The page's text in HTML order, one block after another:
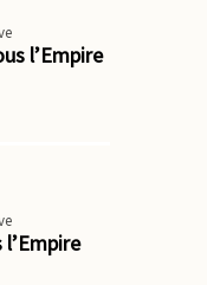
l’Empire